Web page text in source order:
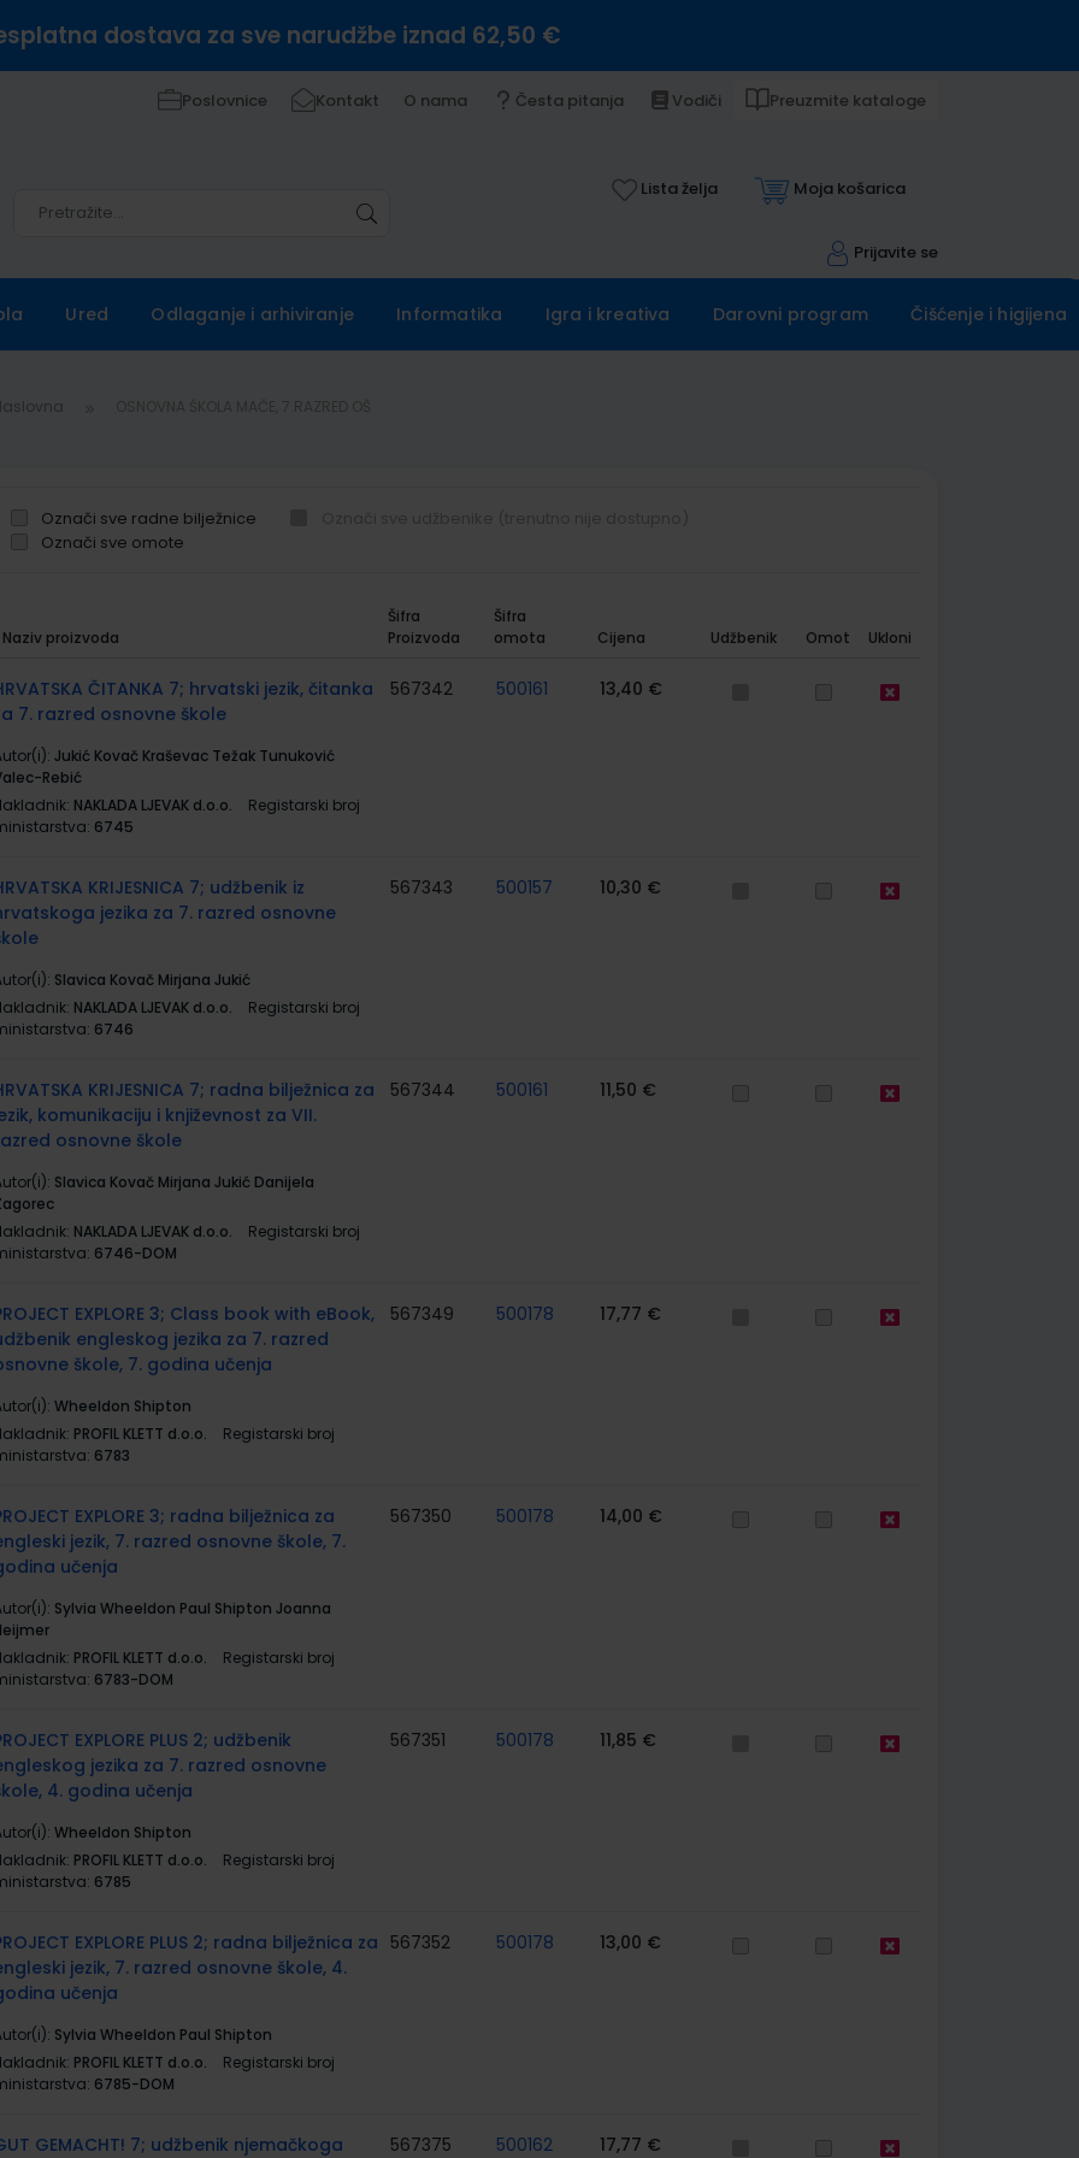
dostava za sve narudžbe iznad 62,50 €
Poslovnice Kontakt O nama Česta pitanja Vodiči Preuzmite kataloge
Lista želja Moja košarica
Prijavite se
Ured Odlaganje i arhiviranje Informatika Igra i kreativa Darovni program Čišćenje i higijena
Označi sve radne bilježnice
Označi sve omote
Naziv proizvoda
Šifra
Proizvoda
Šifra
omota
Cijena Udžbenik Omot Ukloni
ČITANKA 7; hrvatski jezik, čitanka
7. razred osnovne škole
Jukić Kovač Kraševac Težak Tunuković
Rebić
NAKLADA LJEVAK d.o.o.
Registarski broj
6745
567342 500161 13,40 €
KRIJESNICA 7; udžbenik iz
jezika za 7. razred osnovne
Slavica Kovač Mirjana Jukić
NAKLADA LJEVAK d.o.o.
Registarski broj
6746
567343 500157 10,30 €
KRIJESNICA 7; radna bilježnica za
komunikaciju i književnost za VII.
osnovne škole
Slavica Kovač Mirjana Jukić Danijela
NAKLADA LJEVAK d.o.o.
Registarski broj
6746-DOM
567344 500161 11,50 €
EXPLORE 3; Class book with eBook,
engleskog jezika za 7. razred
škole, 7. godina učenja
Wheeldon Shipton
PROFIL KLETT d.o.o.
Registarski broj
6783
567349 500178 17,77 €
EXPLORE 3; radna bilježnica za
jezik, 7. razred osnovne škole, 7.
učenja
Sylvia Wheeldon Paul Shipton Joanna
PROFIL KLETT d.o.o.
Registarski broj
6783-DOM
567350 500178 14,00 €
EXPLORE PLUS 2; udžbenik
jezika za 7. razred osnovne
4. godina učenja
Wheeldon Shipton
PROFIL KLETT d.o.o.
Registarski broj
6785
567351 500178 11,85 €
EXPLORE PLUS 2; radna bilježnica za
jezik, 7. razred osnovne škole, 4.
učenja
Sylvia Wheeldon Paul Shipton
PROFIL KLETT d.o.o.
Registarski broj
6785-DOM
567352 500178 13,00 €
GEMACHT! 7; udžbenik njemačkoga
567375 500162 17,77 €